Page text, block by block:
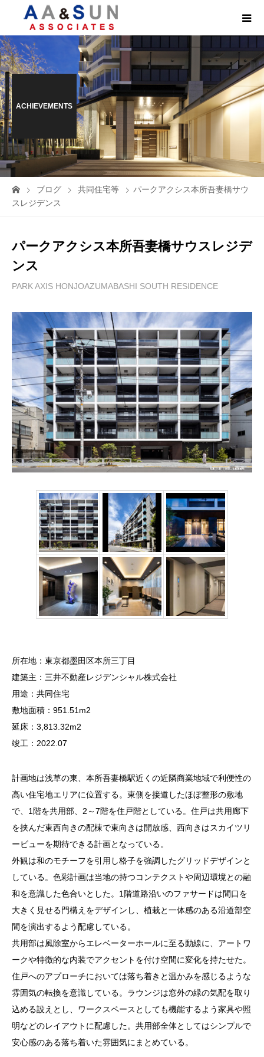
ACHIEVEMENTS
ブログ 共同住宅等
パークアクシス本所吾妻橋サウ
スレジデンス
パークアクシス本所吾妻橋サウスレジデ
ンス
PARK AXIS HONJOAZUMABASHI SOUTH RESIDENCE
所在地：東京都墨田区本所三丁目
建築主：三井不動産レジデンシャル株式会社
用途：共同住宅
敷地面積：951.51m2
延床：3,813.32m2
竣工：2022.07
計画地は浅草の東、本所吾妻橋駅近くの近隣商業地域で利便性の
高い住宅地エリアに位置する。東側を接道したほぼ整形の敷地
で、1階を共用部、2～7階を住戸階としている。住戸は共用廊下
を挟んだ東西向きの配棟で東向きは開放感、西向きはスカイツリ
ービューを期待できる計画となっている。
外観は和のモチーフを引用し格子を強調したグリッドデザインと
している。色彩計画は当地の持つコンテクストや周辺環境との融
和を意識した色合いとした。1階道路沿いのファサードは間口を
大きく見せる門構えをデザインし、植栽と一体感のある沿道部空
間を演出するよう配慮している。
共用部は風除室からエレベーターホールに至る動線に、アートワ
ークや特徴的な内装でアクセントを付け空間に変化を持たせた。
住戸へのアプローチにおいては落ち着きと温かみを感じるような
雰囲気の転換を意識している。ラウンジは窓外の緑の気配を取り
込める設えとし、ワークスペースとしても機能するよう家具や照
明などのレイアウトに配慮した。共用部全体としてはシンプルで
安心感のある落ち着いた雰囲気にまとめている。